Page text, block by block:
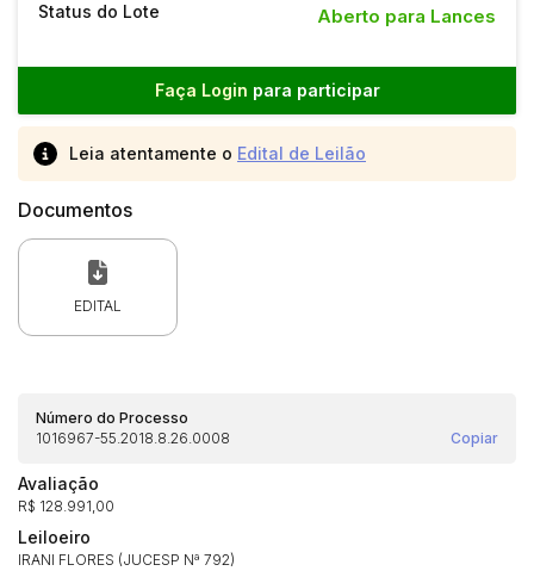
Status do Lote Aberto para Lances
Faça Login para participar
Leia atentamente o Edital de Leilão
Documentos
EDITAL
Número do Processo
1016967-55.2018.8.26.0008
Copiar
Avaliação
R$ 128.991,00
Leiloeiro
IRANI FLORES (JUCESP Nª 792)
Envie sua Proposta
(Art. 895, CPC)
Histórico de Propostas
Data
Habilite-se para efetuar lances ou
propostas